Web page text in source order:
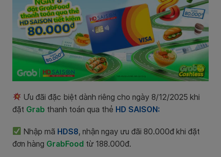
Ưu đãi đặc biệt dành riêng cho ngày 8/12/2025 khi
đặt Grab thanh toán qua thẻ HD SAISON:
Nhập mã HDS8, nhận ngay ưu đãi 80.000đ khi đặt
đơn hàng GrabFood từ 188.000đ.